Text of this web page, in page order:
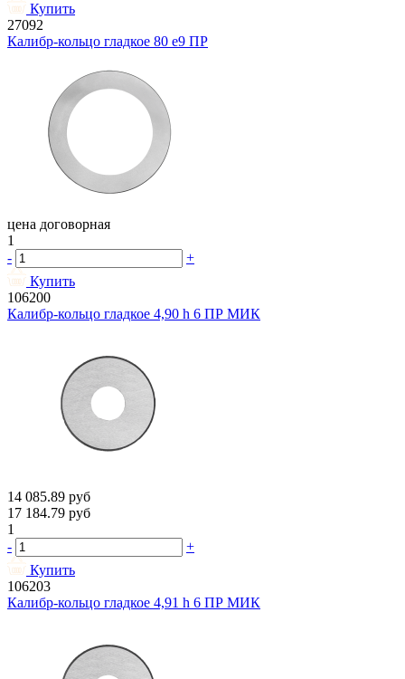
Купить
27092
Калибр-кольцо гладкое 80 e9 ПР
цена договорная
1
-
+
Купить
106200
Калибр-кольцо гладкое 4,90 h 6 ПР МИК
14 085.89 руб
17 184.79 руб
1
-
+
Купить
106203
Калибр-кольцо гладкое 4,91 h 6 ПР МИК